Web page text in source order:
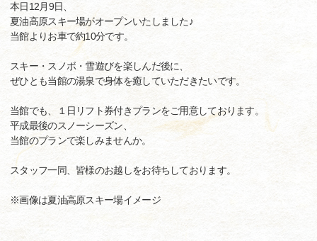
本日12月9日、
夏油高原スキー場がオープンいたしました♪
当館よりお車で約10分です。
スキー・スノボ・雪遊びを楽しんだ後に、
ぜひとも当館の湯泉で身体を癒していただきたいです。
当館でも、１日リフト券付きプランをご用意しております。
平成最後のスノーシーズン、
当館のプランで楽しみませんか。
スタッフ一同、皆様のお越しをお待ちしております。
※画像は夏油高原スキー場イメージ